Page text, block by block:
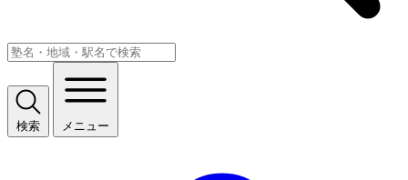
検索 メニュー